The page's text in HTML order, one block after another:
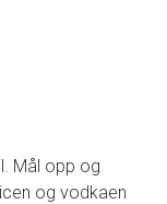
Mål opp og
og vodkaen